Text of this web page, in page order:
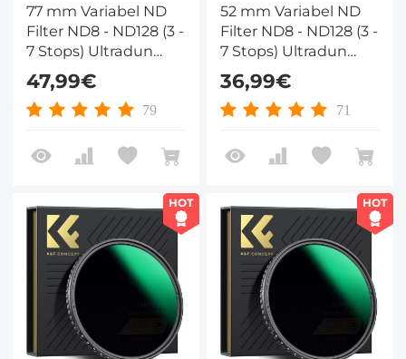
77 mm Variabel ND
Filter ND8 - ND128 (3 -
7 Stops) Ultradun
Variabel Gradiënt
Hydrofoob VND Filter
Met Hoge Resolutie
47,99€
79
52 mm Variabel ND
Filter ND8 - ND128 (3 -
7 Stops) Ultradun
Variabel Gradiënt
Hydrofoob VND Filter
Met Hoge Resolutie
36,99€
71
HOT HOT